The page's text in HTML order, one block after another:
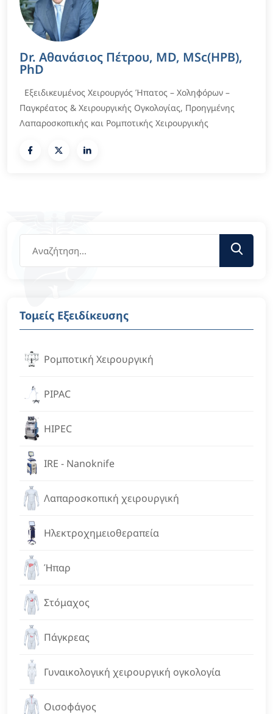
Dr. Αθανάσιος Πέτρου, MD, MSc(HPB),
PhD
Εξειδικευμένος Χειρουργός Ήπατος – Χοληφόρων –
Παγκρέατος & Χειρουργικής Ογκολογίας, Προηγμένης
Λαπαροσκοπικής και Ρομποτικής Χειρουργικής
Τομείς Εξειδίκευσης
Ρομποτική Χειρουργική
PIPAC
HIPEC
IRE - Nanoknife
Λαπαροσκοπική χειρουργική
Ηλεκτροχημειοθεραπεία
Ήπαρ
Στόμαχος
Πάγκρεας
Γυναικολογική χειρουργική ογκολογία
Οισοφάγος